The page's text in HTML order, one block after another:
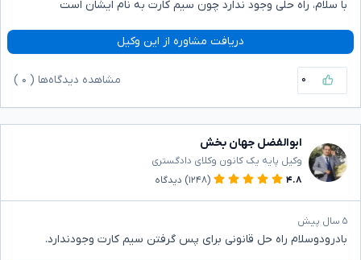
با سلام، راه حلی وجود ندارد چون سیم کارت به نام ایشان است
دریافت مشاوره از این وکیل
۰ مشاهده دیدگاه‌ها ( ۰
ابوالفضل جهان بخش
وکیل پایه یک کانون وکلای دادگستری
۴.۸
(۱۲۴۸) دیدگاه
۵ سال پیش
بادرودوسلام راه حل قانونی برای پس گرفتن سیم کارت وجودندارد.